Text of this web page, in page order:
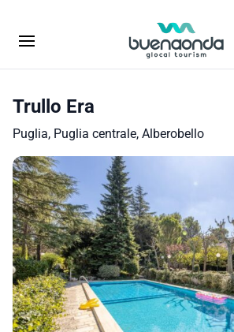
Trullo Era
Puglia, Puglia centrale, Alberobello